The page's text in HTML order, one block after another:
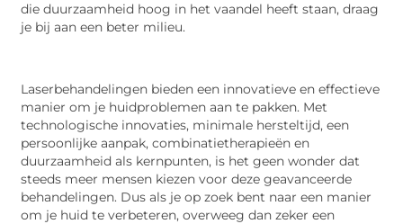
die duurzaamheid hoog in het vaandel heeft staan, draag
je bij aan een beter milieu.
Laserbehandelingen bieden een innovatieve en effectieve
manier om je huidproblemen aan te pakken. Met
technologische innovaties, minimale hersteltijd, een
persoonlijke aanpak, combinatietherapieën en
duurzaamheid als kernpunten, is het geen wonder dat
steeds meer mensen kiezen voor deze geavanceerde
behandelingen. Dus als je op zoek bent naar een manier
om je huid te verbeteren, overweeg dan zeker een